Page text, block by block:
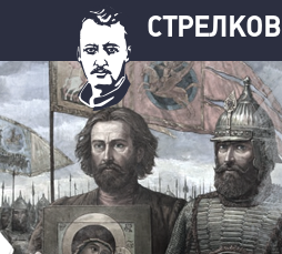
СТРЕЛКОВ